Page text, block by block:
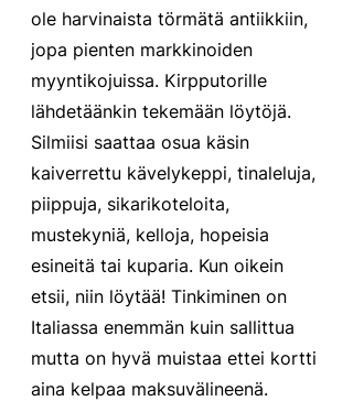
ole harvinaista törmätä antiikkiin,
jopa pienten markkinoiden
myyntikojuissa. Kirpputorille
lähdetäänkin tekemään löytöjä.
Silmiisi saattaa osua käsin
kaiverrettu kävelykeppi, tinaleluja,
piippuja, sikarikoteloita,
mustekyniä, kelloja, hopeisia
esineitä tai kuparia. Kun oikein
etsii, niin löytää! Tinkiminen on
Italiassa enemmän kuin sallittua
mutta on hyvä muistaa ettei kortti
aina kelpaa maksuvälineenä.